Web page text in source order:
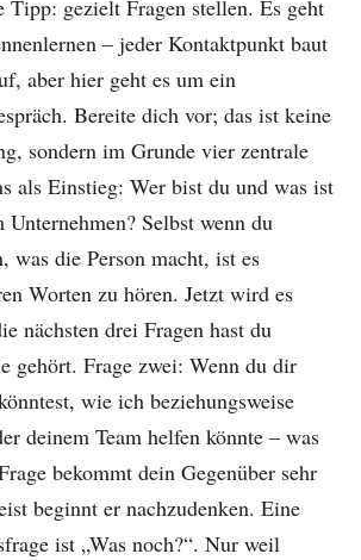
Tipp: gezielt Fragen stellen. Es geht
– jeder Kontaktpunkt baut
aber hier geht es um ein
Bereite dich vor; das ist keine
sondern im Grunde vier zentrale
als Einstieg: Wer bist du und was ist
Selbst wenn du
was die Person macht, ist es
Worten zu hören. Jetzt wird es
nächsten drei Fragen hast du
gehört. Frage zwei: Wenn du dir
wie ich beziehungsweise
deinem Team helfen könnte – was
bekommt dein Gegenüber sehr
beginnt er nachzudenken. Eine
ist „Was noch?“. Nur weil